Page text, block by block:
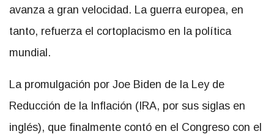
avanza a gran velocidad. La guerra europea, en
tanto, refuerza el cortoplacismo en la política
mundial.
La promulgación por Joe Biden de la Ley de
Reducción de la Inflación (IRA, por sus siglas en
inglés), que finalmente contó en el Congreso con el